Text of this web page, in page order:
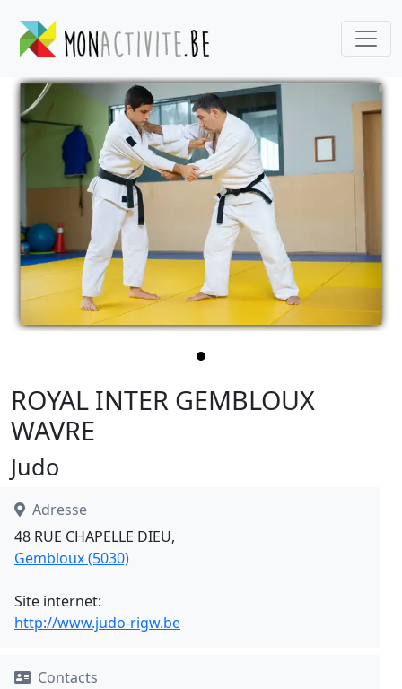
ROYAL INTER GEMBLOUX
WAVRE
Judo
Adresse
48 RUE CHAPELLE DIEU,
Gembloux (5030)
Site internet:
http://www.judo-rigw.be
Contacts